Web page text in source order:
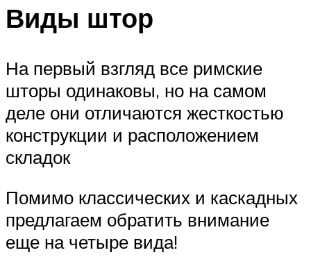
Виды штор
На первый взгляд все римские
шторы одинаковы, но на самом
деле они отличаются жесткостью
конструкции и расположением
складок
Помимо классических и каскадных
предлагаем обратить внимание
еще на четыре вида!